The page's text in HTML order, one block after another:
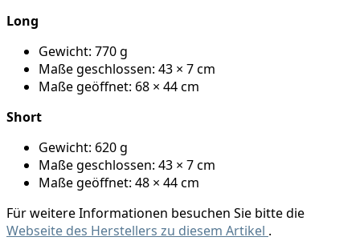
Long
Gewicht: 770 g
Maße geschlossen: 43 × 7 cm
Maße geöffnet: 68 × 44 cm
Short
Gewicht: 620 g
Maße geschlossen: 43 × 7 cm
Maße geöffnet: 48 × 44 cm
Für weitere Informationen besuchen Sie bitte die
Webseite des Herstellers zu diesem Artikel .